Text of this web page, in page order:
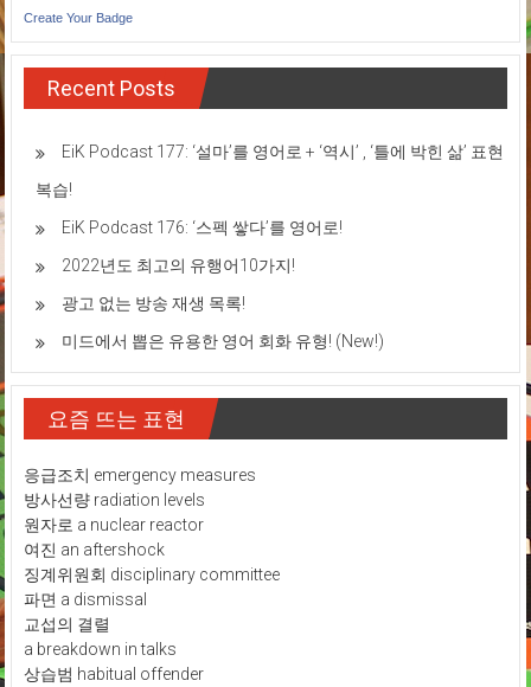
Create Your Badge
Recent Posts
EiK Podcast 177: ‘설마’를 영어로 + ‘역시’ , ‘틀에 박힌 삶’ 표현
복습!
EiK Podcast 176: ‘스펙 쌓다’를 영어로!
2022년도 최고의 유행어10가지!
광고 없는 방송 재생 목록!
미드에서 뽑은 유용한 영어 회화 유형! (New!)
요즘 뜨는 표현
응급조치 emergency measures
방사선량 radiation levels
원자로 a nuclear reactor
여진 an aftershock
징계위원회 disciplinary committee
파면 a dismissal
교섭의 결렬
a breakdown in talks
상습범 habitual offender